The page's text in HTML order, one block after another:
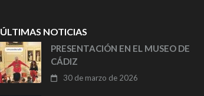
ÚLTIMAS NOTICIAS
PRESENTACIÓN EN EL MUSEO DE
CÁDIZ
30 de marzo de 2026